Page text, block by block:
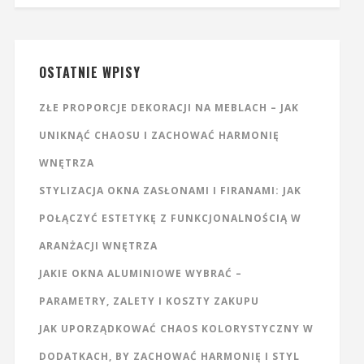
OSTATNIE WPISY
ZŁE PROPORCJE DEKORACJI NA MEBLACH – JAK
UNIKNĄĆ CHAOSU I ZACHOWAĆ HARMONIĘ
WNĘTRZA
STYLIZACJA OKNA ZASŁONAMI I FIRANAMI: JAK
POŁĄCZYĆ ESTETYKĘ Z FUNKCJONALNOŚCIĄ W
ARANŻACJI WNĘTRZA
JAKIE OKNA ALUMINIOWE WYBRAĆ –
PARAMETRY, ZALETY I KOSZTY ZAKUPU
JAK UPORZĄDKOWAĆ CHAOS KOLORYSTYCZNY W
DODATKACH, BY ZACHOWAĆ HARMONIĘ I STYL